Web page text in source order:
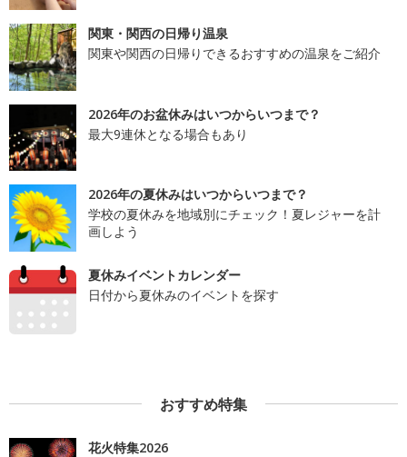
関東・関西の日帰り温泉
関東や関西の日帰りできるおすすめの温泉をご紹介
2026年のお盆休みはいつからいつまで？
最大9連休となる場合もあり
2026年の夏休みはいつからいつまで？
学校の夏休みを地域別にチェック！夏レジャーを計
画しよう
夏休みイベントカレンダー
日付から夏休みのイベントを探す
おすすめ特集
花火特集2026